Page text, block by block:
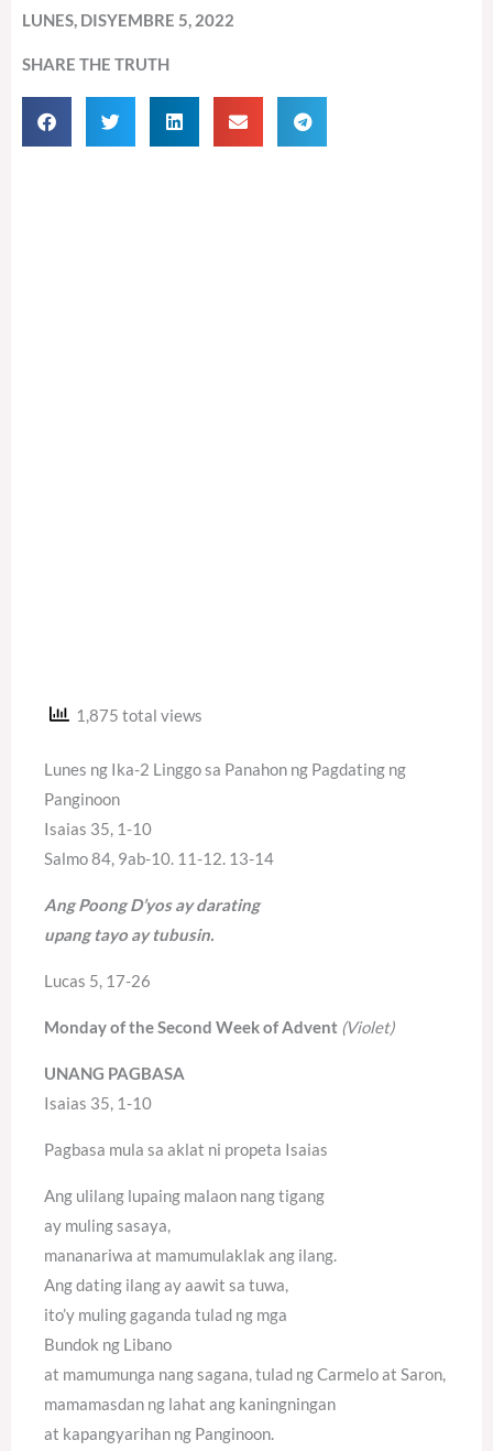
LUNES, DISYEMBRE 5, 2022
SHARE THE TRUTH
1,875 total views
Lunes ng Ika-2 Linggo sa Panahon ng Pagdating ng
Panginoon
Isaias 35, 1-10
Salmo 84, 9ab-10. 11-12. 13-14
Ang Poong D’yos ay darating
upang tayo ay tubusin.
Lucas 5, 17-26
Monday of the Second Week of Advent (Violet)
UNANG PAGBASA
Isaias 35, 1-10
Pagbasa mula sa aklat ni propeta Isaias
Ang ulilang lupaing malaon nang tigang
ay muling sasaya,
mananariwa at mamumulaklak ang ilang.
Ang dating ilang ay aawit sa tuwa,
ito’y muling gaganda tulad ng mga
Bundok ng Libano
at mamumunga nang sagana, tulad ng Carmelo at Saron,
mamamasdan ng lahat ang kaningningan
at kapangyarihan ng Panginoon.